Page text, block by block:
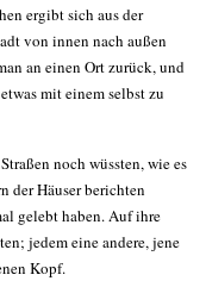
ergibt sich aus der
von innen nach außen
an einen Ort zurück, und
mit einem selbst zu
noch wüssten, wie es
der Häuser berichten
gelebt haben. Auf ihre
jedem eine andere, jene
Kopf.